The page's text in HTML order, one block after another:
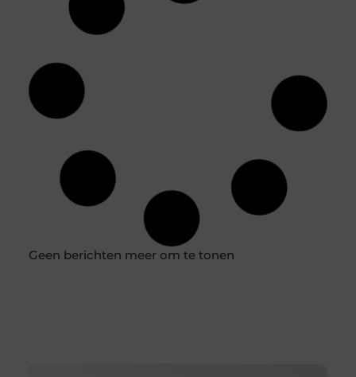
Bent u een lokale shopper, gezondheidsbewuste
consument of stedelijke bewoner? Dan zult u blij zijn te
horen dat Helmond een